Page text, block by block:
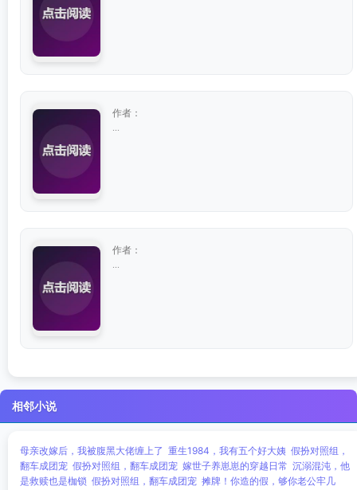
作者：
作者：
相邻小说
母亲改嫁后，我被腹黑大佬缠上了 重生1984，我有五个好大姨 假扮对照组，
翻车成团宠 假扮对照组，翻车成团宠 嫁世子养崽崽的穿越日常 沉溺混沌，他
是救赎也是枷锁 假扮对照组，翻车成团宠 摊牌！你造的假，够你老公牢几